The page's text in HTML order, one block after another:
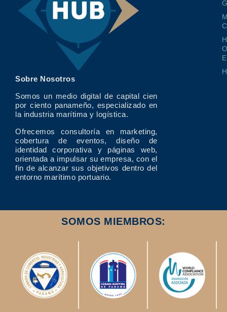
Sobre Nosotros
Somos un medio digital de capital cien
por ciento panameño, especializado en
la industria marítima y logística.
Ofrecemos consultoría en marketing,
cobertura de eventos, diseño de
identidad corporativa y páginas web,
orientada a impulsar su empresa, con el
fin de alcanzar sus objetivos dentro del
entorno marítimo portuario.
SOMOS MIEMBROS: